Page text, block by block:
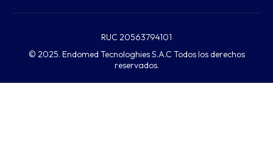
RUC 20563794101
© 2025. Endomed Tecnologhies S.A.C Todos los derechos
reservados.